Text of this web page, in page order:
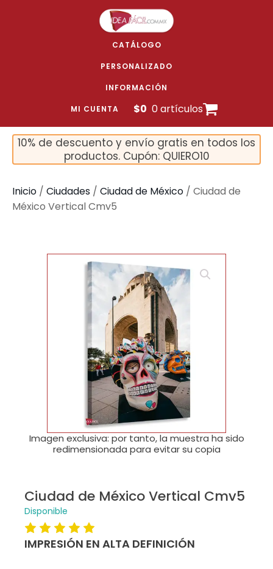
CATÁLOGO
PERSONALIZADO
INFORMACIÓN
MI CUENTA $0 0 artículos
10% de descuento y envío gratis en todos los
productos. Cupón: QUIERO10
Inicio / Ciudades / Ciudad de México / Ciudad de
México Vertical Cmv5
🔍
Imagen exclusiva: por tanto, la muestra ha sido
redimensionada para evitar su copia
Ciudad de México Vertical Cmv5
Disponible
IMPRESIÓN EN ALTA DEFINICIÓN